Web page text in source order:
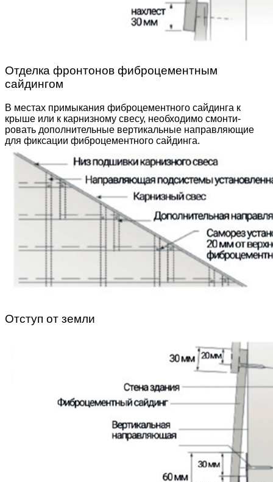
Отделка фронтонов фиброцементным
сайдингом
В местах примыкания фиброцементного сайдинга к
крыше или к карнизному свесу, необходимо смонти­
ровать дополнительные вертикальные направляю­щие
для фиксации фиброцементного сайдинга.
Отступ от земли